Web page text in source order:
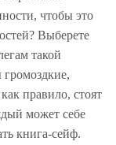
чтобы это
Выберете
такой
правило, стоят
может себе
книга-сейф.